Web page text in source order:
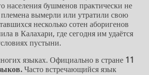
населения бушменов практически не
племена вымерли или утратили свою
несколько сотен аборигенов
в Калахари, где сегодня им удаётся
пустыни.
языках. Официально в стране 11
Часто встречающийся язык